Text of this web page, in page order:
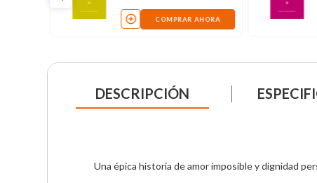
COMPRAR AHORA
DESCRIPCIÓN
Una épica historia de amor imposible y dignidad